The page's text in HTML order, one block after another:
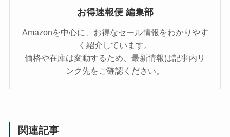
お得速報便 編集部
Amazonを中心に、お得なセール情報をわかりやす
く紹介しています。
価格や在庫は変動するため、最新情報は記事内リ
ンク先をご確認ください。
関連記事